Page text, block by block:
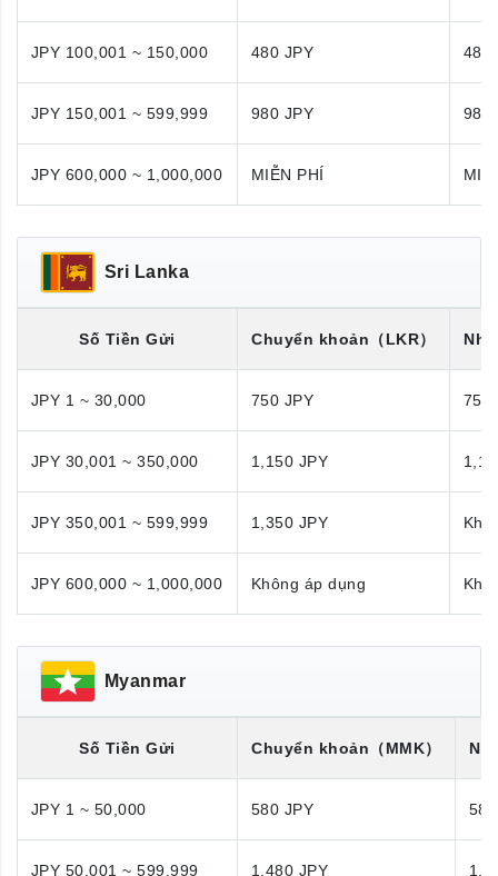
JPY 100,001 ~ 150,000 480 JPY 480
JPY 150,001 ~ 599,999 980 JPY 980
JPY 600,000 ~ 1,000,000 MIỄN PHÍ
Sri Lanka
Số Tiền Gửi Chuyển khoản （LKR）
JPY 1 ~ 30,000 750 JPY 750
JPY 30,001 ~ 350,000 1,150 JPY
JPY 350,001 ~ 599,999 1,350 JPY
JPY 600,000 ~ 1,000,000 Không áp dụng
Myanmar
Số Tiền Gửi Chuyển khoản （MMK）
JPY 1 ~ 50,000 580 JPY
JPY 50,001 ~ 599,999 1,480 JPY